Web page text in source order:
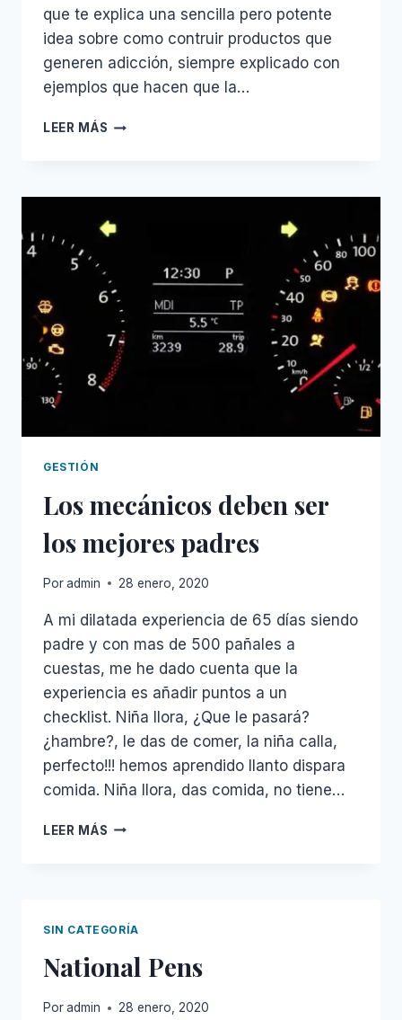
que te explica una sencilla pero potente
idea sobre como contruir productos que
generen adicción, siempre explicado con
ejemplos que hacen que la…
LEER MÁS HOOKED
BUILD
HABIT-
FORMING
GESTIÓN
Los mecánicos deben ser
los mejores padres
Poradmin 28 enero, 2020
A mi dilatada experiencia de 65 días siendo
padre y con mas de 500 pañales a
cuestas, me he dado cuenta que la
experiencia es añadir puntos a un
checklist. Niña llora, ¿Que le pasará?
¿hambre?, le das de comer, la niña calla,
perfecto!!! hemos aprendido llanto dispara
comida. Niña llora, das comida, no tiene…
LEER MÁS LOS
MEJORES
PADRES
SIN CATEGORÍA
National Pens
Poradmin 28 enero, 2020